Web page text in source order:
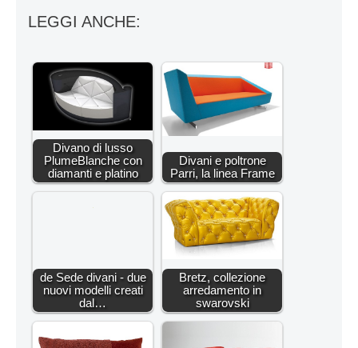
LEGGI ANCHE:
Divano di lusso
PlumeBlanche con
diamanti e platino
Divani e poltrone
Parri, la linea Frame
de Sede divani - due
nuovi modelli creati
dal…
Bretz, collezione
arredamento in
swarovski